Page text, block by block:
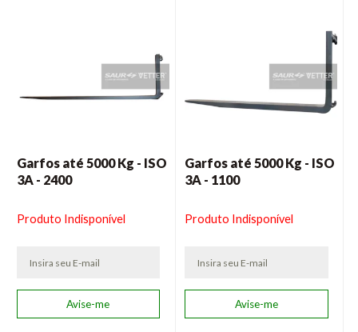
Garfos até 5000 Kg - ISO
3A - 2400
Produto Indisponível
Garfos até 5000 Kg - ISO
3A - 1100
Produto Indisponível